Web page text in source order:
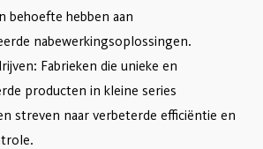
behoefte hebben aan
nabewerkingsoplossingen.
Fabrieken die unieke en
producten in kleine series
streven naar verbeterde efficiëntie en